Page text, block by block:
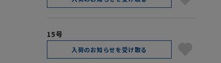
15号
入荷のお知らせを受け取る